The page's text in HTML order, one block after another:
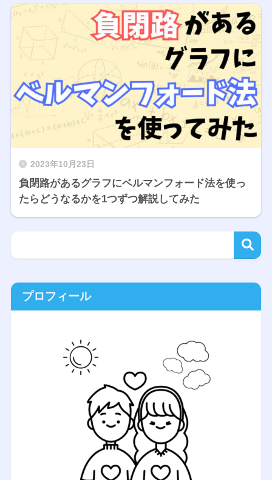
2023年10月23日
負閉路があるグラフにベルマンフォード法を使っ
たらどうなるかを1つずつ解説してみた
プロフィール